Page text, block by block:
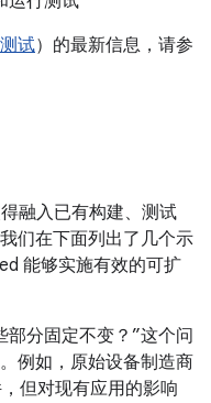
试）的最新信息，请参
融入已有构建、测试
们在下面列出了几个示
能够实施有效的可扩
分固定不变？”这个问
例如，原始设备制造商
但对现有应用的影响